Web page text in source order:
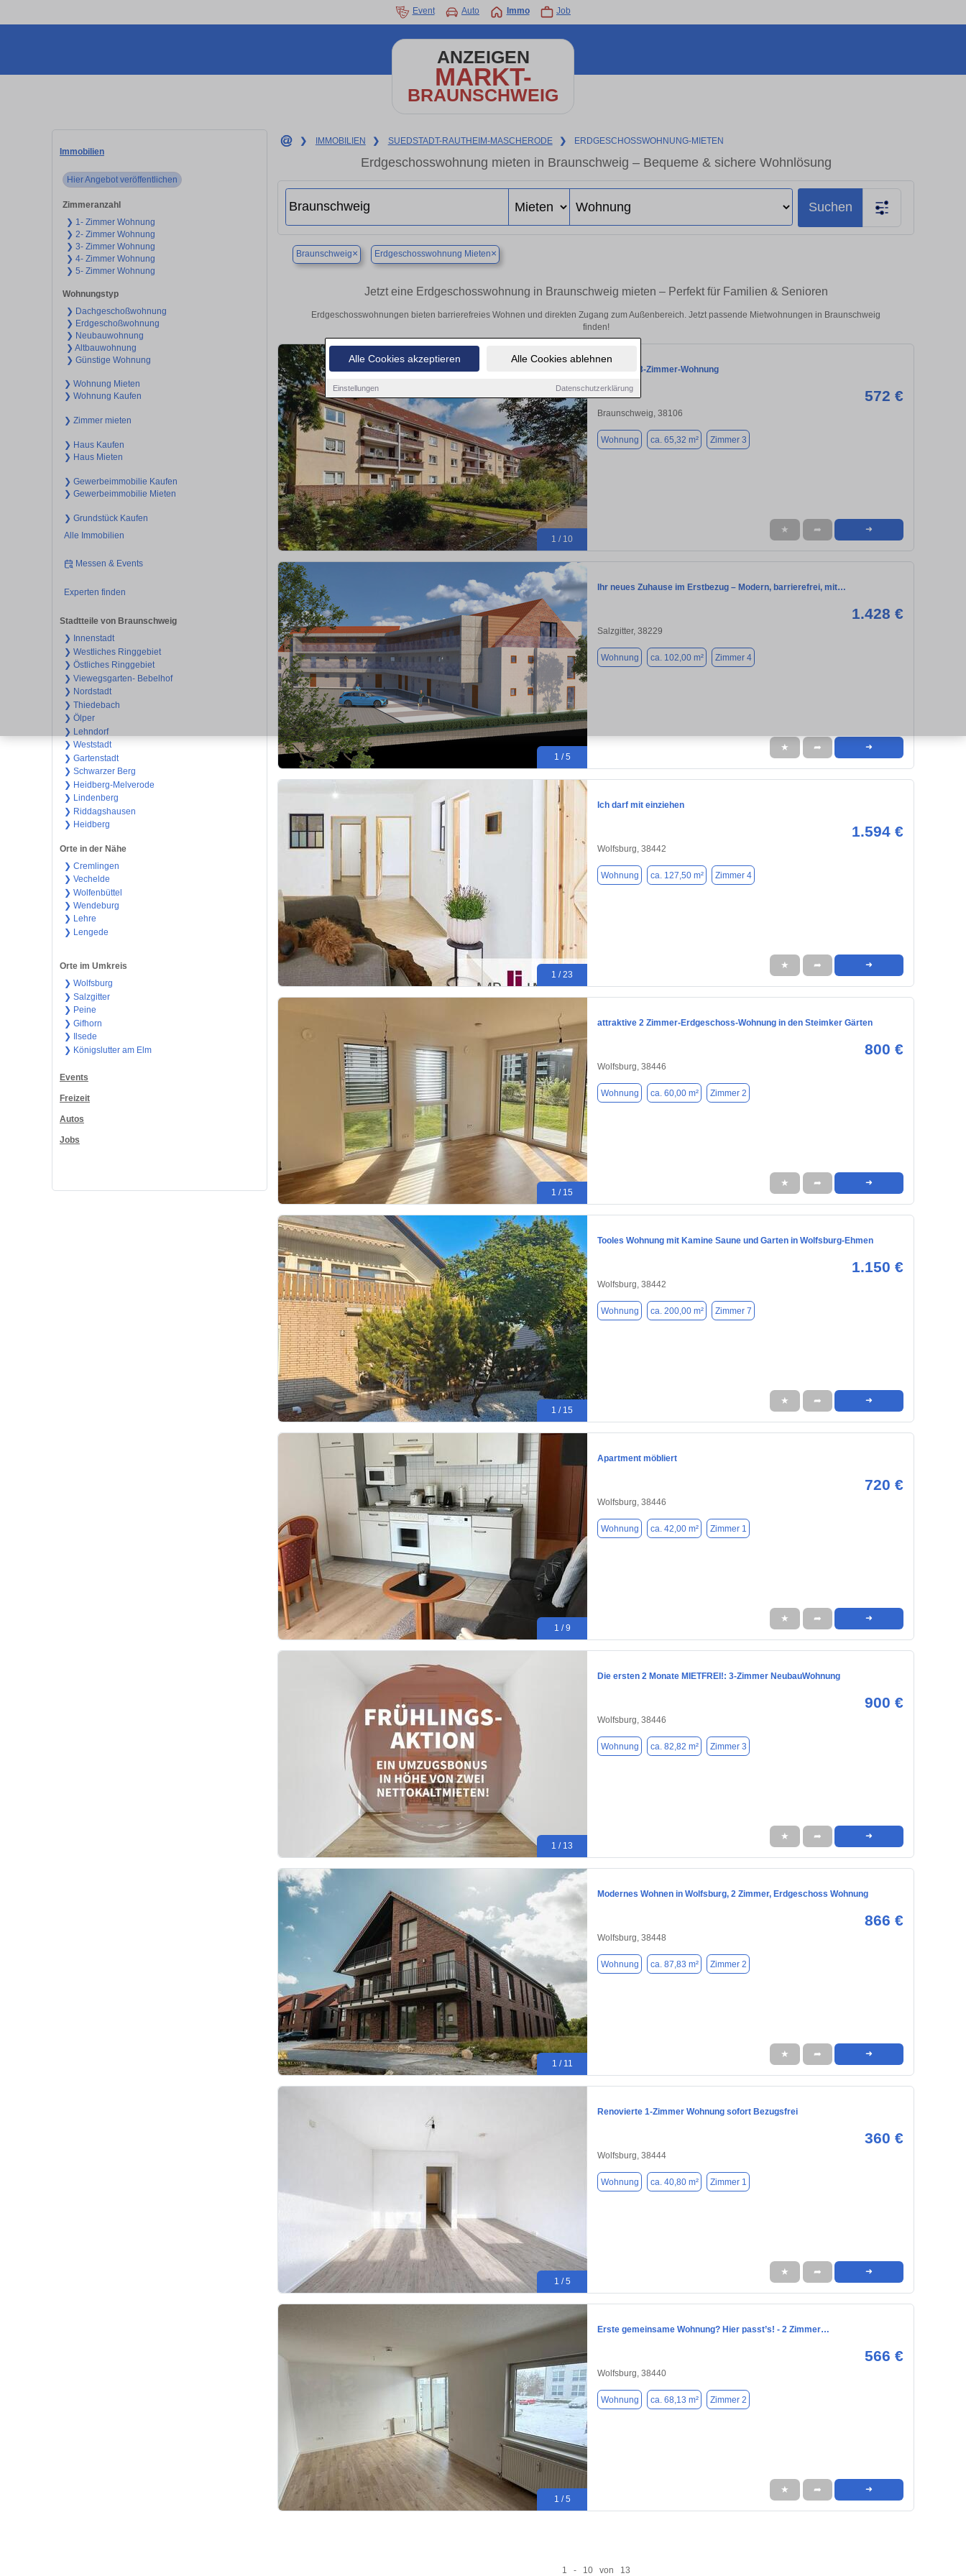
Alle Cookies akzeptieren Alle Cookies ablehnen
Einstellungen Datenschutzerklärung
Event Auto Immo Job
ANZEIGEN
MARKT-
BRAUNSCHWEIG
Immobilien
Hier Angebot veröffentlichen
Zimmeranzahl
❯ 1- Zimmer Wohnung
❯ 2- Zimmer Wohnung
❯ 3- Zimmer Wohnung
❯ 4- Zimmer Wohnung
❯ 5- Zimmer Wohnung
Wohnungstyp
❯ Dachgeschoßwohnung
❯ Erdgeschoßwohnung
❯ Neubauwohnung
❯ Altbauwohnung
❯ Günstige Wohnung
❯ Wohnung Mieten
❯ Wohnung Kaufen
❯ Zimmer mieten
❯ Haus Kaufen
❯ Haus Mieten
❯ Gewerbeimmobilie Kaufen
❯ Gewerbeimmobilie Mieten
❯ Grundstück Kaufen
Alle Immobilien
Messen & Events
Experten finden
Stadtteile von Braunschweig
❯ Innenstadt
❯ Westliches Ringgebiet
❯ Östliches Ringgebiet
❯ Viewegsgarten- Bebelhof
❯ Nordstadt
❯ Thiedebach
❯ Ölper
❯ Lehndorf
❯ Weststadt
❯ Gartenstadt
❯ Schwarzer Berg
❯ Heidberg-Melverode
❯ Lindenberg
❯ Riddagshausen
❯ Heidberg
Orte in der Nähe
❯ Cremlingen
❯ Vechelde
❯ Wolfenbüttel
❯ Wendeburg
❯ Lehre
❯ Lengede
Orte im Umkreis
❯ Wolfsburg
❯ Salzgitter
❯ Peine
❯ Gifhorn
❯ Ilsede
❯ Königslutter am Elm
Events
Freizeit
Autos
Jobs
❯ IMMOBILIEN ❯ SUEDSTADT-RAUTHEIM-MASCHERODE ❯ ERDGESCHOSSWOHNUNG-MIETEN
Erdgeschosswohnung mieten in Braunschweig – Bequeme & sichere Wohnlösung
Suchen
Braunschweig× Erdgeschosswohnung Mieten×
Jetzt eine Erdgeschosswohnung in Braunschweig mieten – Perfekt für Familien & Senioren
Erdgeschosswohnungen bieten barrierefreies Wohnen und direkten Zugang zum Außenbereich. Jetzt passende Mietwohnungen in Braunschweig
finden!
1 / 10
Attraktiv! 3-Zimmer-Wohnung
572 €
Braunschweig, 38106
Wohnung ca. 65,32 m² Zimmer 3
★ ➦ ➜
1 / 5
Ihr neues Zuhause im Erstbezug – Modern, barrierefrei, mit…
1.428 €
Salzgitter, 38229
Wohnung ca. 102,00 m² Zimmer 4
★ ➦ ➜
1 / 23
Ich darf mit einziehen
1.594 €
Wolfsburg, 38442
Wohnung ca. 127,50 m² Zimmer 4
★ ➦ ➜
1 / 15
attraktive 2 Zimmer-Erdgeschoss-Wohnung in den Steimker Gärten
800 €
Wolfsburg, 38446
Wohnung ca. 60,00 m² Zimmer 2
★ ➦ ➜
1 / 15
Tooles Wohnung mit Kamine Saune und Garten in Wolfsburg-Ehmen
1.150 €
Wolfsburg, 38442
Wohnung ca. 200,00 m² Zimmer 7
★ ➦ ➜
1 / 9
Apartment möbliert
720 €
Wolfsburg, 38446
Wohnung ca. 42,00 m² Zimmer 1
★ ➦ ➜
1 / 13
Die ersten 2 Monate MIETFREI!: 3-Zimmer NeubauWohnung
900 €
Wolfsburg, 38446
Wohnung ca. 82,82 m² Zimmer 3
★ ➦ ➜
1 / 11
Modernes Wohnen in Wolfsburg, 2 Zimmer, Erdgeschoss Wohnung
866 €
Wolfsburg, 38448
Wohnung ca. 87,83 m² Zimmer 2
★ ➦ ➜
1 / 5
Renovierte 1-Zimmer Wohnung sofort Bezugsfrei
360 €
Wolfsburg, 38444
Wohnung ca. 40,80 m² Zimmer 1
★ ➦ ➜
1 / 5
Erste gemeinsame Wohnung? Hier passt’s! - 2 Zimmer…
566 €
Wolfsburg, 38440
Wohnung ca. 68,13 m² Zimmer 2
★ ➦ ➜
1 - 10 von 13